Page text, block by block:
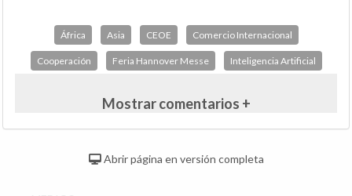
África Asia CEOE Comercio Internacional
Cooperación Feria Hannover Messe Inteligencia Artificial
Mostrar comentarios +
Abrir página en versión completa